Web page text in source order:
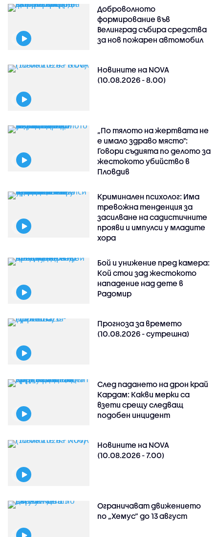
Доброволното
формирование във
Велинград събира средства
за нов пожарен автомобил
Новините на NOVA
(10.08.2026 - 8.00)
„По тялото на жертвата не
е имало здраво място":
Говори съдията по делото за
жестокото убийство в
Пловдив
Криминален психолог: Има
тревожна тенденция за
засилване на садистичните
прояви и импулси у младите
хора
Бой и унижение пред камера:
Кой стои зад жестокото
нападение над дете в
Радомир
Прогноза за времето
(10.08.2026 - сутрешна)
След падането на дрон край
Кардам: Какви мерки са
взети срещу следващ
подобен инцидент
Новините на NOVA
(10.08.2026 - 7.00)
Ограничават движението
по „Хемус“ до 13 август